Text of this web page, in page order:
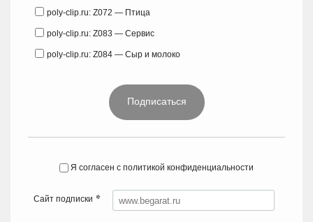
poly-clip.ru: Z072 — Птица
poly-clip.ru: Z083 — Сервис
poly-clip.ru: Z084 — Сыр и молоко
Подписаться
Я согласен с политикой конфиденциальности
Сайт подписки *